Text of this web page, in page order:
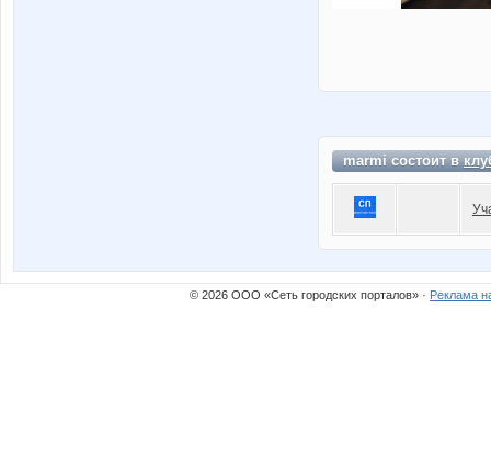
marmi состоит в
© 2026 ООО «Сеть городских порталов» · Реклама